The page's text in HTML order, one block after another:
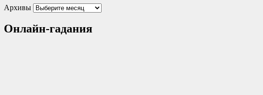
Архивы
Онлайн-гадания